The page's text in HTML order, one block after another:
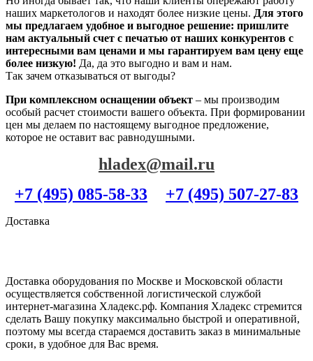
наших маркетологов и находят более низкие цены. Для этого
мы предлагаем удобное и выгодное решение: пришлите
нам актуальный счет с печатью от наших конкурентов с
интересными вам ценами и мы гарантируем вам цену еще
более низкую! Да, да это выгодно и вам и нам.
Так зачем отказываться от выгоды?
При комплексном оснащении объект – мы производим
особый расчет стоимости вашего объекта. При формировании
цен мы делаем по настоящему выгодное предложение,
которое не оставит вас равнодушными.
hladex@mail.ru
+7 (495) 085-58-33
+7 (495) 507-27-83
Доставка
Доставка оборудования по Москве и Московской области
осуществляется собственной логистической службой
интернет-магазина Хладекс.рф. Компания Хладекс стремится
сделать Вашу покупку максимально быстрой и оперативной,
поэтому мы всегда стараемся доставить заказ в минимальные
сроки, в удобное для Вас время.